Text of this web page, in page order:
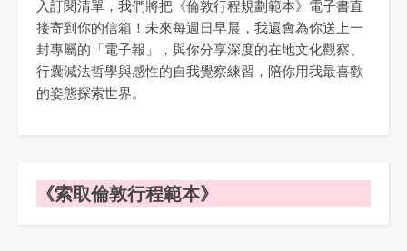
入訂閱清單，我們將把《倫敦行程規劃範本》電子書直
接寄到你的信箱！未來每週日早晨，我還會為你送上一
封專屬的「電子報」，與你分享深度的在地文化觀察、
行囊減法哲學與感性的自我覺察練習，陪你用我最喜歡
的姿態探索世界。
《索取倫敦行程範本》